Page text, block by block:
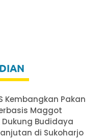
Kembangkan Pakan
Maggot
Budidaya
di Sukoharjo